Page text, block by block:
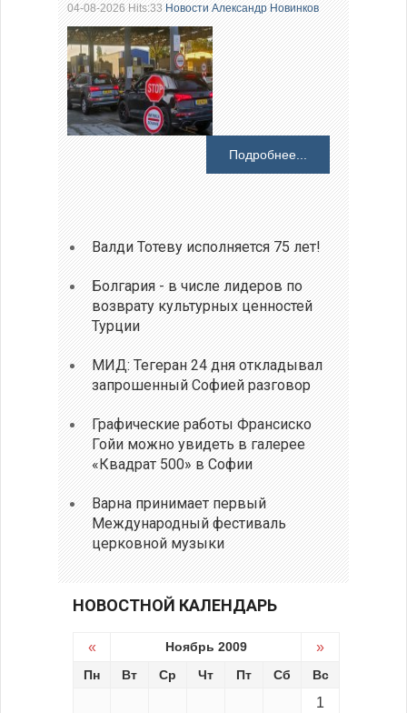
04-08-2026 Hits:33Новости Александр Новинков
Подробнее...
Валди Тотеву исполняется 75 лет!
Болгария - в числе лидеров по
возврату культурных ценностей
Турции
МИД: Тегеран 24 дня откладывал
запрошенный Софией разговор
Графические работы Франсиско
Гойи можно увидеть в галерее
«Квадрат 500» в Софии
Варна принимает первый
Международный фестиваль
церковной музыки
НОВОСТНОЙ КАЛЕНДАРЬ
« Ноябрь 2009 »
Пн Вт Ср Чт Пт Сб Вс
1